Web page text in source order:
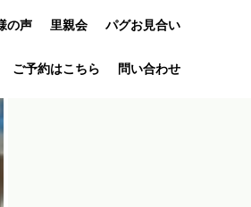
の声 里親会 パグお見合い
ご予約はこちら 問い合わせ